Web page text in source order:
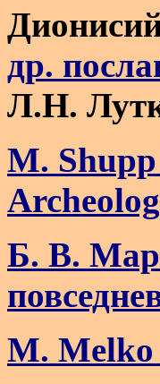
др.
Л.Н.
M.
Б. В.
M.